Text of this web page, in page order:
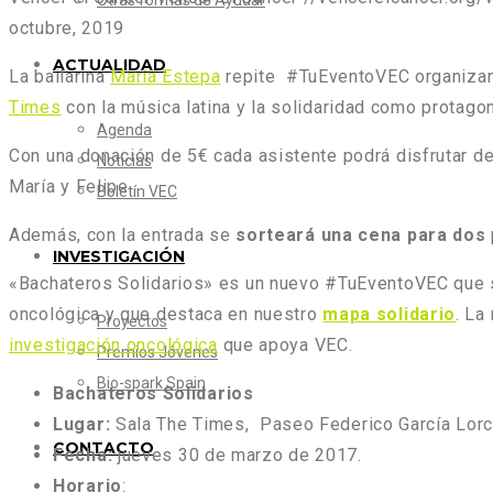
ACTUALIDAD
Agenda
Noticias
Boletín VEC
INVESTIGACIÓN
Proyectos
Premios Jóvenes
Bio-spark Spain
CONTACTO
octubre, 2019
La bailarinaMaría Estepa repite #TuEventoVEC
Times con la música latina y la solidaridad como
Con una donación de 5€ cada asistente podrá disfrutar
María y Felipe.
Además, con la entrada se sorteará una cena para dos
«Bachateros Solidarios» es un nuevo #TuEventoVEC
oncológica y que destaca en nuestro mapa solidario .
investigación oncológica que apoya VEC.
Bachateros Solidarios
Lugar: Sala The Times, Paseo Federico García
Fecha:jueves 30 de marzo de 2017.
Horario: